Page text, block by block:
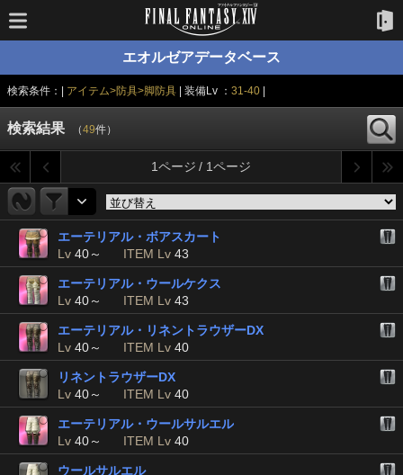
エオルゼアデータベース
検索条件：| アイテム>防具>脚防具 | 装備Lv ： 31-40|
検索結果 （49件）
1ページ / 1ページ
エーテリアル・ボアスカート
Lv 40～ ITEM Lv 43
エーテリアル・ウールケクス
Lv 40～ ITEM Lv 43
エーテリアル・リネントラウザーDX
Lv 40～ ITEM Lv 40
リネントラウザーDX
Lv 40～ ITEM Lv 40
エーテリアル・ウールサルエル
Lv 40～ ITEM Lv 40
ウールサルエル